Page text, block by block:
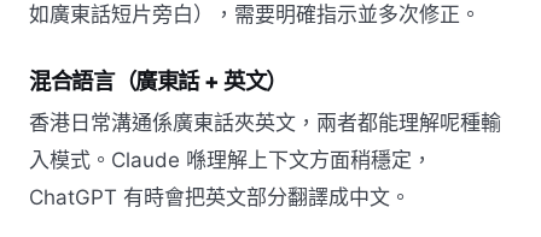
如廣東話短片旁白），需要明確指示並多次修正。
混合語言（廣東話 + 英文）
香港日常溝通係廣東話夾英文，兩者都能理解呢種輸
入模式。Claude 喺理解上下文方面稍穩定，
ChatGPT 有時會把英文部分翻譯成中文。